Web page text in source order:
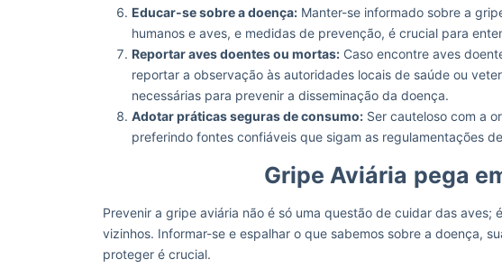
Educar-se sobre a doença: Manter-se informado sobre a
humanos e aves, e medidas de prevenção, é crucial para
Reportar aves doentes ou mortas: Caso encontre aves
reportar a observação às autoridades locais de saúde ou
necessárias para prevenir a disseminação da doença.
Adotar práticas seguras de consumo: Ser cauteloso com a
preferindo fontes confiáveis que sigam as regulamentações
Gripe Aviária pega
Prevenir a gripe aviária não é só uma questão de cuidar das aves;
vizinhos. Informar-se e espalhar o que sabemos sobre a doença,
proteger é crucial.